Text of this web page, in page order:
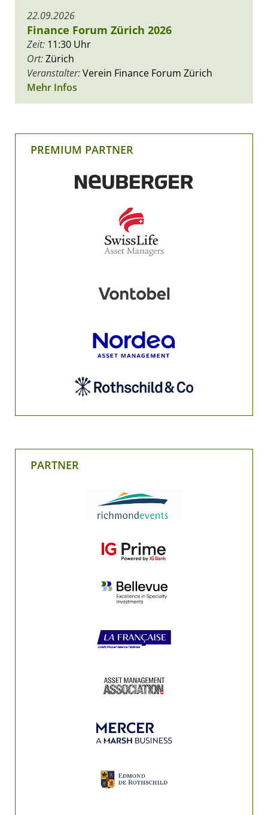
22.09.2026
Finance Forum Zürich 2026
Zeit: 11:30 Uhr
Ort:Zürich
Veranstalter:Verein Finance Forum Zürich
Mehr Infos
PREMIUM PARTNER
PARTNER